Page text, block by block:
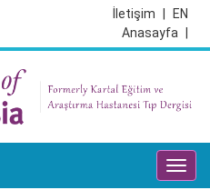
EN
İletişim
Anasayfa